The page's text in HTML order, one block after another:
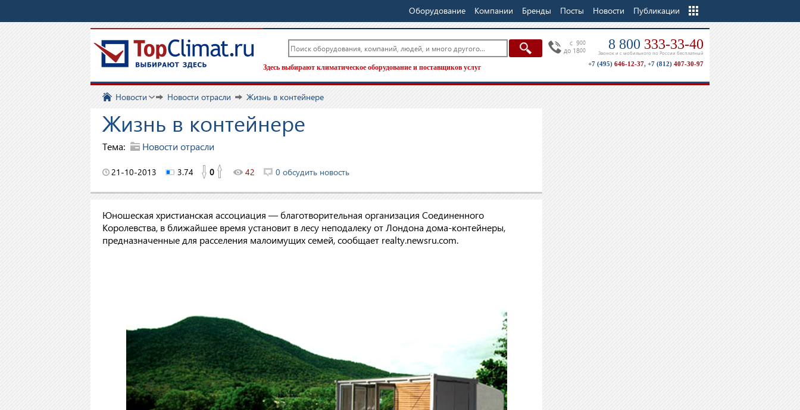
Оборудование Компании Бренды Посты Новости Публикации
Еще
c 900
до 1800 8 800 333-33-40
Звонок и с мобильного по России бесплатный
+7 (495) 646-12-37, +7 (812) 407-30-97
Здесь выбирают климатическое оборудование и поставщиков услуг
Новости Новости отрасли Жизнь в контейнере
Жизнь в контейнере
Тема: Новости отрасли
21-10-2013 3.74 0 42 0 обсудить новость
Юношеская христианская ассоциация — благотворительная организация Соединенного
Королевства, в ближайшее время установит в лесу неподалеку от Лондона дома-контейнеры,
предназначенные для расселения малоимущих семей, сообщает realty.newsru.com.